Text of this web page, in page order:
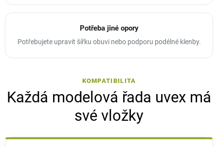
Potřeba jiné opory
Potřebujete upravit šířku obuvi nebo podporu podélné klenby.
KOMPATIBILITA
Každá modelová řada uvex má
své vložky